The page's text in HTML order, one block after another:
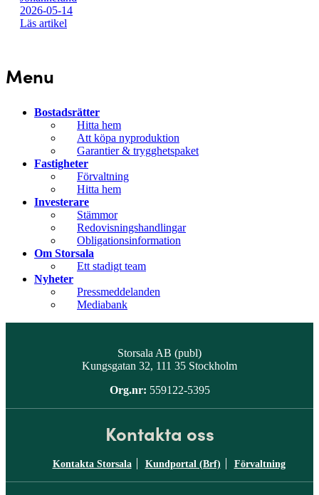
2026-05-14
Läs artikel
Menu
Bostadsrätter
Hitta hem
Att köpa nyproduktion
Garantier & trygghetspaket
Fastigheter
Förvaltning
Hitta hem
Investerare
Stämmor
Redovisningshandlingar
Obligationsinformation
Om Storsala
Ett stadigt team
Nyheter
Pressmeddelanden
Mediabank
Storsala AB (publ)
Kungsgatan 32, 111 35 Stockholm
Org.nr: 559122-5395
Kontakta oss
Kontakta Storsala Kundportal (Brf) Förvaltning